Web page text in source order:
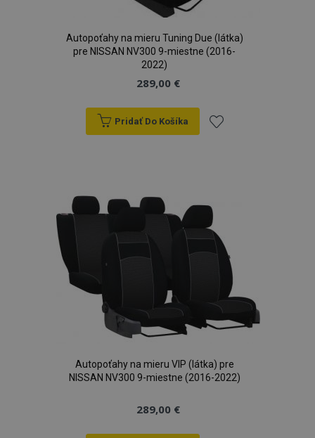
Autopoťahy na mieru Tuning Due (látka)
pre NISSAN NV300 9-miestne (2016-
2022)
289,00 €
Pridať Do Košíka
zoznamu
prianí
Autopoťahy na mieru VIP (látka) pre
NISSAN NV300 9-miestne (2016-2022)
289,00 €